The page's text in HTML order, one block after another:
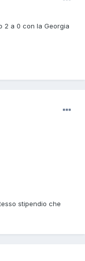
2 a 0 con la Georgia
stipendio che